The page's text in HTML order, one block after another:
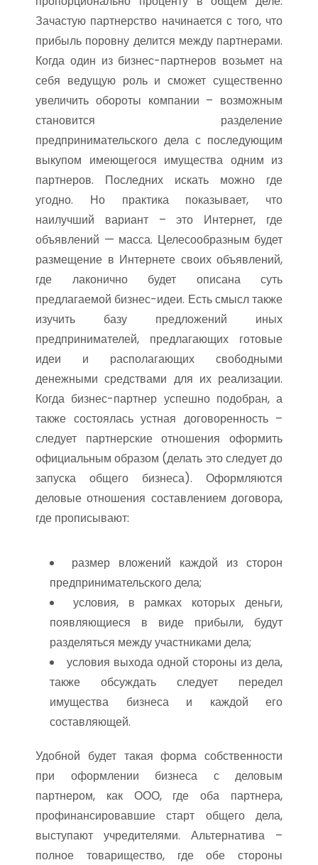
Зачастую партнерство начинается с того, что
прибыль поровну делится между партнерами.
Когда один из бизнес-партнеров возьмет на
себя ведущую роль и сможет существенно
увеличить обороты компании – возможным
становится разделение
предпринимательского дела с последующим
выкупом имеющегося имущества одним из
партнеров. Последних искать можно где
угодно. Но практика показывает, что
наилучший вариант – это Интернет, где
объявлений — масса. Целесообразным будет
размещение в Интернете своих объявлений,
где лаконично будет описана суть
предлагаемой бизнес-идеи. Есть смысл также
изучить базу предложений иных
предпринимателей, предлагающих готовые
идеи и располагающих свободными
денежными средствами для их реализации.
Когда бизнес-партнер успешно подобран, а
также состоялась устная договоренность –
следует партнерские отношения оформить
официальным образом (делать это следует до
запуска общего бизнеса). Оформляются
деловые отношения составлением договора,
где прописывают:
размер вложений каждой из сторон
предпринимательского дела;
условия, в рамках которых деньги,
появляющиеся в виде прибыли, будут
разделяться между участниками дела;
условия выхода одной стороны из дела,
также обсуждать следует передел
имущества бизнеса и каждой его
составляющей.
Удобной будет такая форма собственности
при оформлении бизнеса с деловым
партнером, как ООО, где оба партнера,
профинансировавшие старт общего дела,
выступают учредителями. Альтернатива –
полное товарищество, где обе стороны